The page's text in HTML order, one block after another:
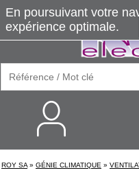
ROY SA » GÉNIE CLIMATIQUE »
En poursuivant votre
expérience optimale.